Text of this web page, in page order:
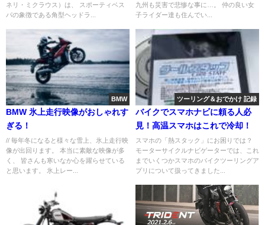
ネリ・ミクラウス）は、 スポーティベス
パの象徴である角型ヘッドラ...
九州も災害で悲惨な事に…。 仲の良い女
子ライダー達も住んでい...
BMW
BMW 氷上走行映像がおしゃれす
ぎる！
// 毎年冬になると様々な雪上、氷上走行映
像が出回ります。 本当に素敵な映像が多
く、 皆さんも寒いなか心を躍らせている
と思います。 氷上レー...
ツーリング＆おでかけ 記録
バイクでスマホナビに頼る人必
見！高温スマホはこれで冷却！
スマホの「熱スタック」にお困りでは？
モーターサイクルナビゲーターでは、これ
までいくつかスマホのバイクツーリングア
プリについて扱ってきました...